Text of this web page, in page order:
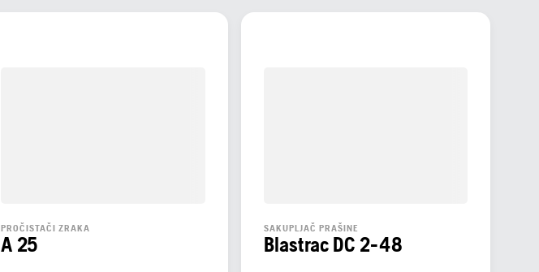
PROČISTAČI ZRAKA
A 25
SAKUPLJAČ PRAŠINE
Blastrac DC 2-48